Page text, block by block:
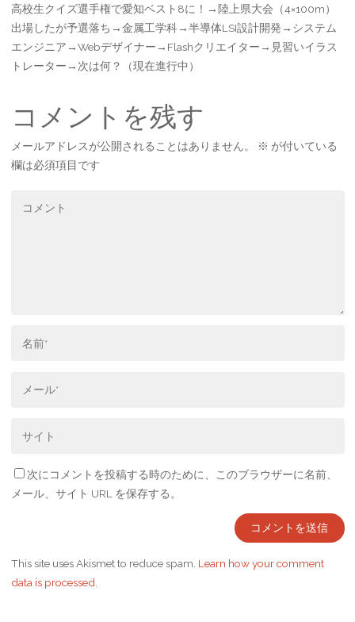
高校生クイズ選手権で愛知ベスト8に！→陸上県大会（4×100m）
出場したが予選落ち→金属工学科→半導体LSI設計開発→システム
エンジニア→Webデザイナー→Flashクリエイター→見習いイラス
トレーター→次は何？（現在進行中）
コメントを残す
メールアドレスが公開されることはありません。 ※ が付いている
欄は必須項目です
次にコメントを投稿する時のために、このブラウザーに名前、
メール、サイト URL を保存する。
This site uses Akismet to reduce spam. Learn how your comment
data is processed.